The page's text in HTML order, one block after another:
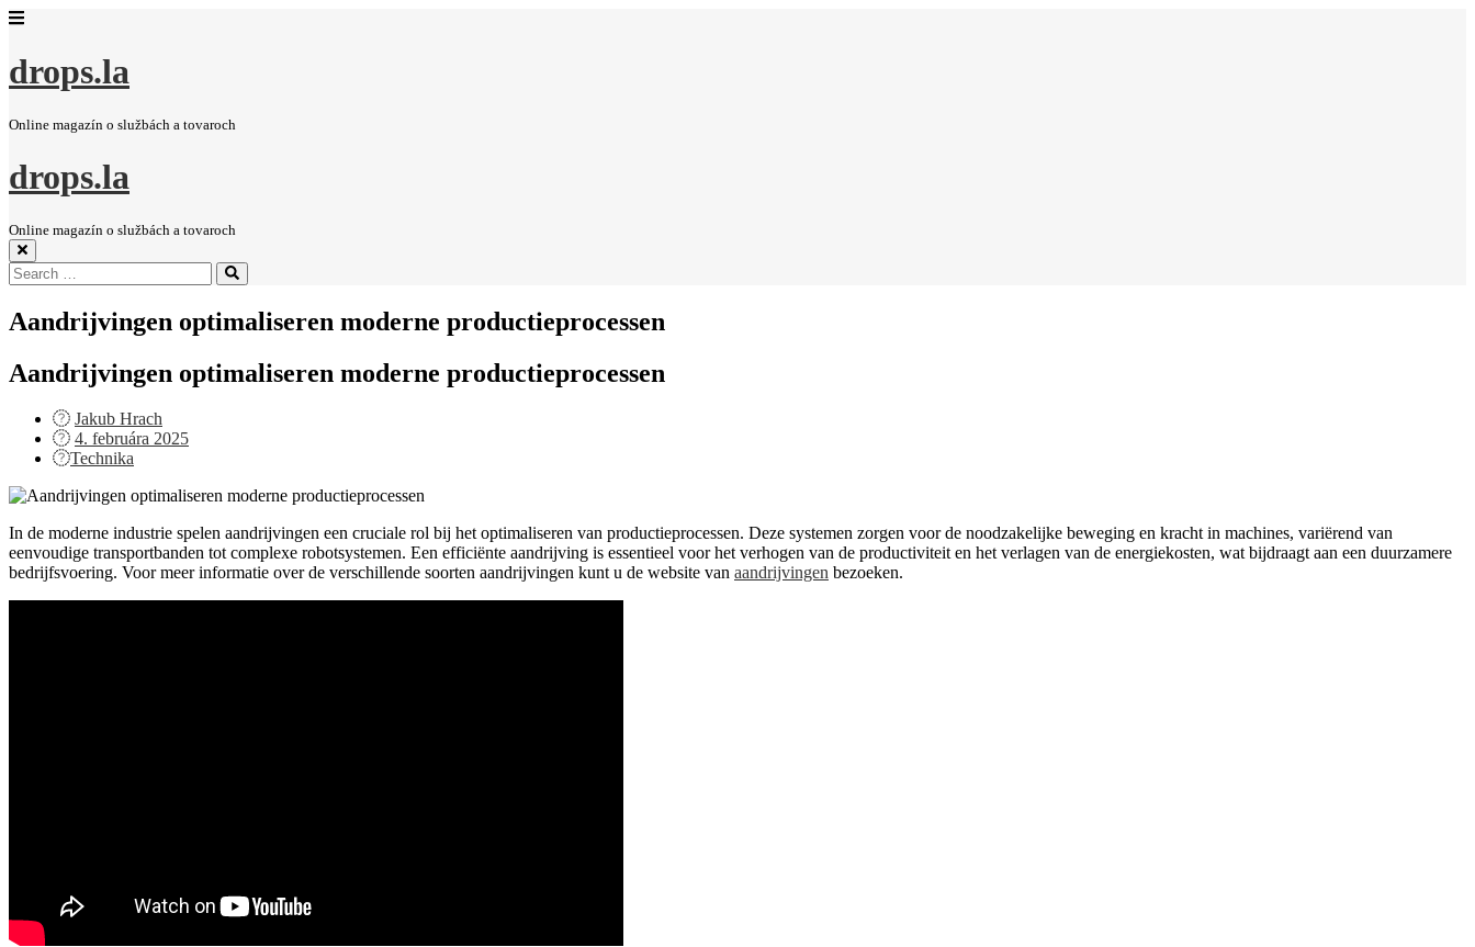
drops.la
Online magazín o službách a tovaroch
drops.la
Online magazín o službách a tovaroch
Search
for:
Search
Aandrijvingen optimaliseren moderne productieprocessen
Aandrijvingen optimaliseren moderne productieprocessen
Jakub Hrach
Posted
on
4. februára 2025
Technika
In de moderne industrie spelen aandrijvingen een cruciale rol bij het optimaliseren van productieprocessen. Deze systemen zorgen voor de noodzakelijke beweging en kracht in machines, variërend van
eenvoudige transportbanden tot complexe robotsystemen. Een efficiënte aandrijving is essentieel voor het verhogen van de productiviteit en het verlagen van de energiekosten, wat bijdraagt aan een duurzamere
bedrijfsvoering. Voor meer informatie over de verschillende soorten aandrijvingen kunt u de website van aandrijvingen bezoeken.